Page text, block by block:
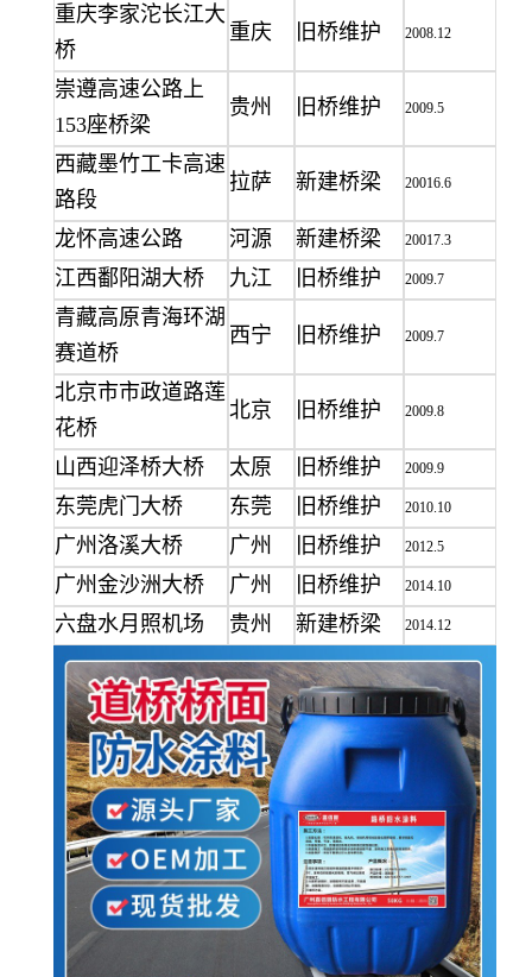
重庆李家沱长江大
桥
重庆 旧桥维护 2008.12
崇遵高速公路上
153座桥梁
贵州 旧桥维护 2009.5
西藏墨竹工卡高速
路段
拉萨 新建桥梁 20016.6
龙怀高速公路 河源 新建桥梁 20017.3
江西鄱阳湖大桥 九江 旧桥维护 2009.7
青藏高原青海环湖
赛道桥
西宁 旧桥维护 2009.7
北京市市政道路莲
花桥
北京 旧桥维护 2009.8
山西迎泽桥大桥 太原 旧桥维护 2009.9
东莞虎门大桥 东莞 旧桥维护 2010.10
广州洛溪大桥 广州 旧桥维护 2012.5
广州金沙洲大桥 广州 旧桥维护 2014.10
六盘水月照机场 贵州 新建桥梁 2014.12